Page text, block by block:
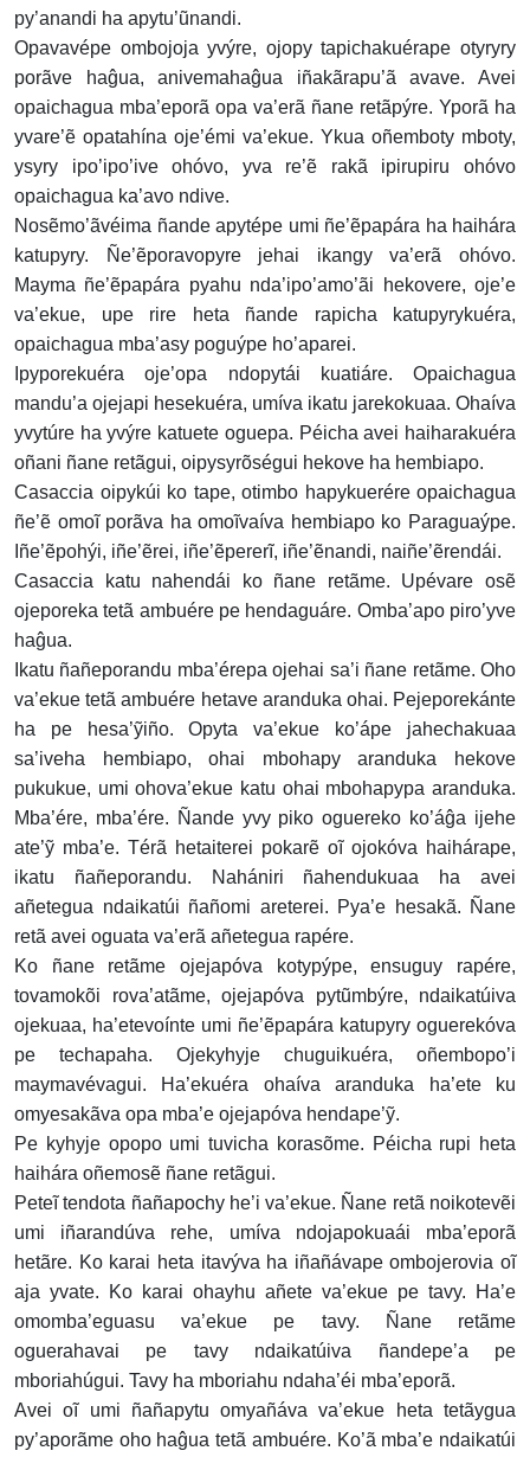
py’anandi ha apytu’ũnandi.
Opavavépe ombojoja yvýre, ojopy tapichakuérape otyryry
porãve haĝua, anivemahaĝua iñakãrapu’ã avave. Avei
opaichagua mba’eporã opa va’erã ñane retãpýre. Yporã ha
yvare’ẽ opatahína oje’émi va’ekue. Ykua oñemboty mboty,
ysyry ipo’ipo’ive ohóvo, yva re’ẽ rakã ipirupiru ohóvo
opaichagua ka’avo ndive.
Nosẽmo’ãvéima ñande apytépe umi ñe’ẽpapára ha haihára
katupyry. Ñe’ẽporavopyre jehai ikangy va’erã ohóvo.
Mayma ñe’ẽpapára pyahu nda’ipo’amo’ãi hekovere, oje’e
va’ekue, upe rire heta ñande rapicha katupyrykuéra,
opaichagua mba’asy poguýpe ho’aparei.
Ipyporekuéra oje’opa ndopytái kuatiáre. Opaichagua
mandu’a ojejapi hesekuéra, umíva ikatu jarekokuaa. Ohaíva
yvytúre ha yvýre katuete oguepa. Péicha avei haiharakuéra
oñani ñane retãgui, oipysyrõségui hekove ha hembiapo.
Casaccia oipykúi ko tape, otimbo hapykuerére opaichagua
ñe’ẽ omoĩ porãva ha omoĩvaíva hembiapo ko Paraguaýpe.
Iñe’ẽpohýi, iñe’ẽrei, iñe’ẽpererĩ, iñe’ẽnandi, naiñe’ẽrendái.
Casaccia katu nahendái ko ñane retãme. Upévare osẽ
ojeporeka tetã ambuére pe hendaguáre. Omba’apo piro’yve
haĝua.
Ikatu ñañeporandu mba’érepa ojehai sa’i ñane retãme. Oho
va’ekue tetã ambuére hetave aranduka ohai. Pejeporekánte
ha pe hesa’ỹiño. Opyta va’ekue ko’ápe jahechakuaa
sa’iveha hembiapo, ohai mbohapy aranduka hekove
pukukue, umi ohova’ekue katu ohai mbohapypa aranduka.
Mba’ére, mba’ére. Ñande yvy piko oguereko ko’áĝa ijehe
ate’ỹ mba’e. Térã hetaiterei pokarẽ oĩ ojokóva haihárape,
ikatu ñañeporandu. Nahániri ñahendukuaa ha avei
añetegua ndaikatúi ñañomi areterei. Pya’e hesakã. Ñane
retã avei oguata va’erã añetegua rapére.
Ko ñane retãme ojejapóva kotypýpe, ensuguy rapére,
tovamokõi rova’atãme, ojejapóva pytũmbýre, ndaikatúiva
ojekuaa, ha’etevoínte umi ñe’ẽpapára katupyry oguerekóva
pe techapaha. Ojekyhyje chuguikuéra, oñembopo’i
maymavévagui. Ha’ekuéra ohaíva aranduka ha’ete ku
omyesakãva opa mba’e ojejapóva hendape’ỹ.
Pe kyhyje opopo umi tuvicha korasõme. Péicha rupi heta
haihára oñemosẽ ñane retãgui.
Peteĩ tendota ñañapochy he’i va’ekue. Ñane retã noikotevẽi
umi iñarandúva rehe, umíva ndojapokuaái mba’eporã
hetãre. Ko karai heta itavýva ha iñañávape ombojerovia oĩ
aja yvate. Ko karai ohayhu añete va’ekue pe tavy. Ha’e
omomba’eguasu va’ekue pe tavy. Ñane retãme
oguerahavai pe tavy ndaikatúiva ñandepe’a pe
mboriahúgui. Tavy ha mboriahu ndaha’éi mba’eporã.
Avei oĩ umi ñañapytu omyañáva va’ekue heta tetãygua
py’aporãme oho haĝua tetã ambuére. Ko’ã mba’e ndaikatúi